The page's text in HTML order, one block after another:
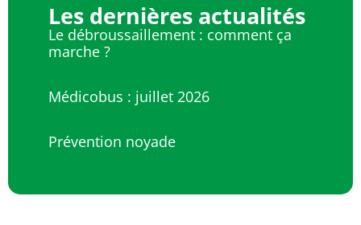
Les dernières actualités
Le débroussaillement : comment ça
marche ?
Médicobus : juillet 2026
Prévention noyade